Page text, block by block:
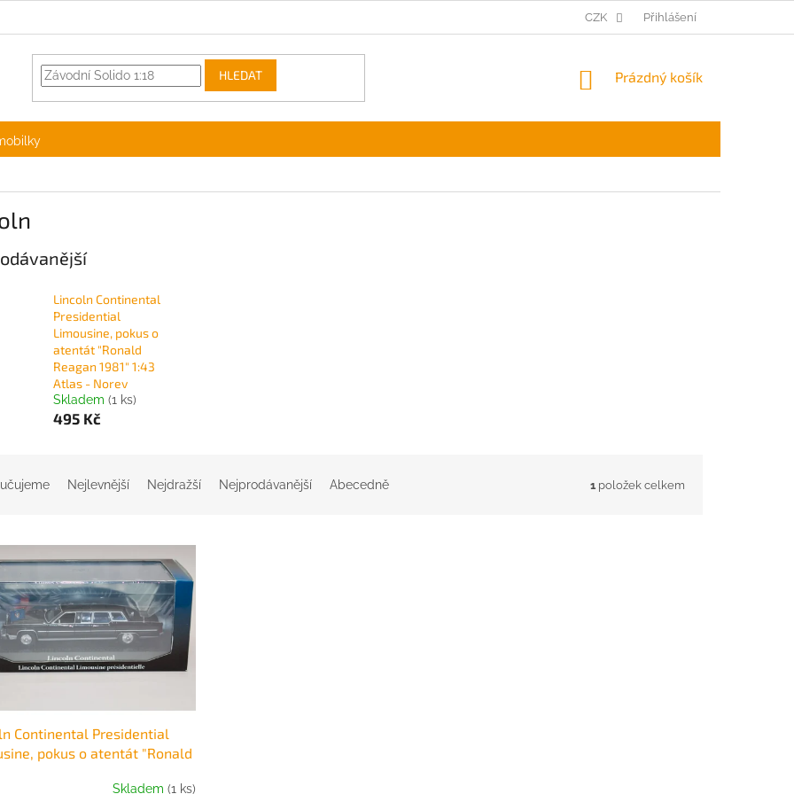
CZK Přihlášení
HLEDAT
NÁKUPNÍ
Prázdný košík
Lincoln Continental
Presidential
Limousine, pokus o
atentát "Ronald
Reagan 1981" 1:43
Atlas - Norev
Skladem (1 ks)
495 Kč
Nejlevnější Nejdražší Nejprodávanější Abecedně 1 položek celkem
Continental Presidential
pokus o atentát "Ronald
Skladem (1 ks)